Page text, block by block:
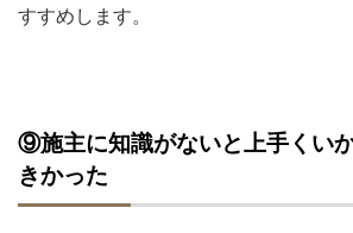
すすめします。
⑨施主に知識がないと上手くい
きかった